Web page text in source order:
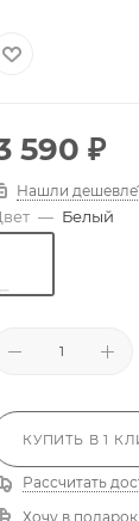
590 ₽
Нашли
— Белый
КУПИТЬ В 1
Рассчитать
Хочу в подарок